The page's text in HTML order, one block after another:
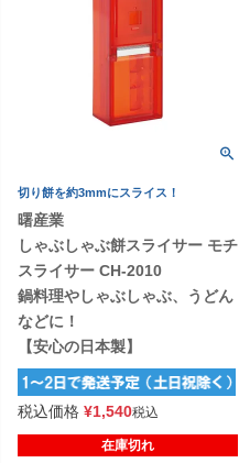
切り餅を約3mmにスライス！
曙産業
しゃぶしゃぶ餅スライサー モチ
スライサー CH-2010
鍋料理やしゃぶしゃぶ、うどん
などに！
【安心の日本製】
税込価格 ¥1,540税込
在庫切れ